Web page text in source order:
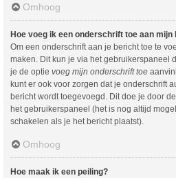
Omhoog
Hoe voeg ik een onderschrift toe aan mijn
Om een onderschrift aan je bericht toe te
maken. Dit kun je via het gebruikerspaneel
je de optie voeg mijn onderschrift toe
kunt er ook voor zorgen dat je onderschrift
bericht wordt toegevoegd. Dit doe je door
het gebruikerspaneel (het is nog altijd
schakelen als je het bericht plaatst).
Omhoog
Hoe maak ik een peiling?